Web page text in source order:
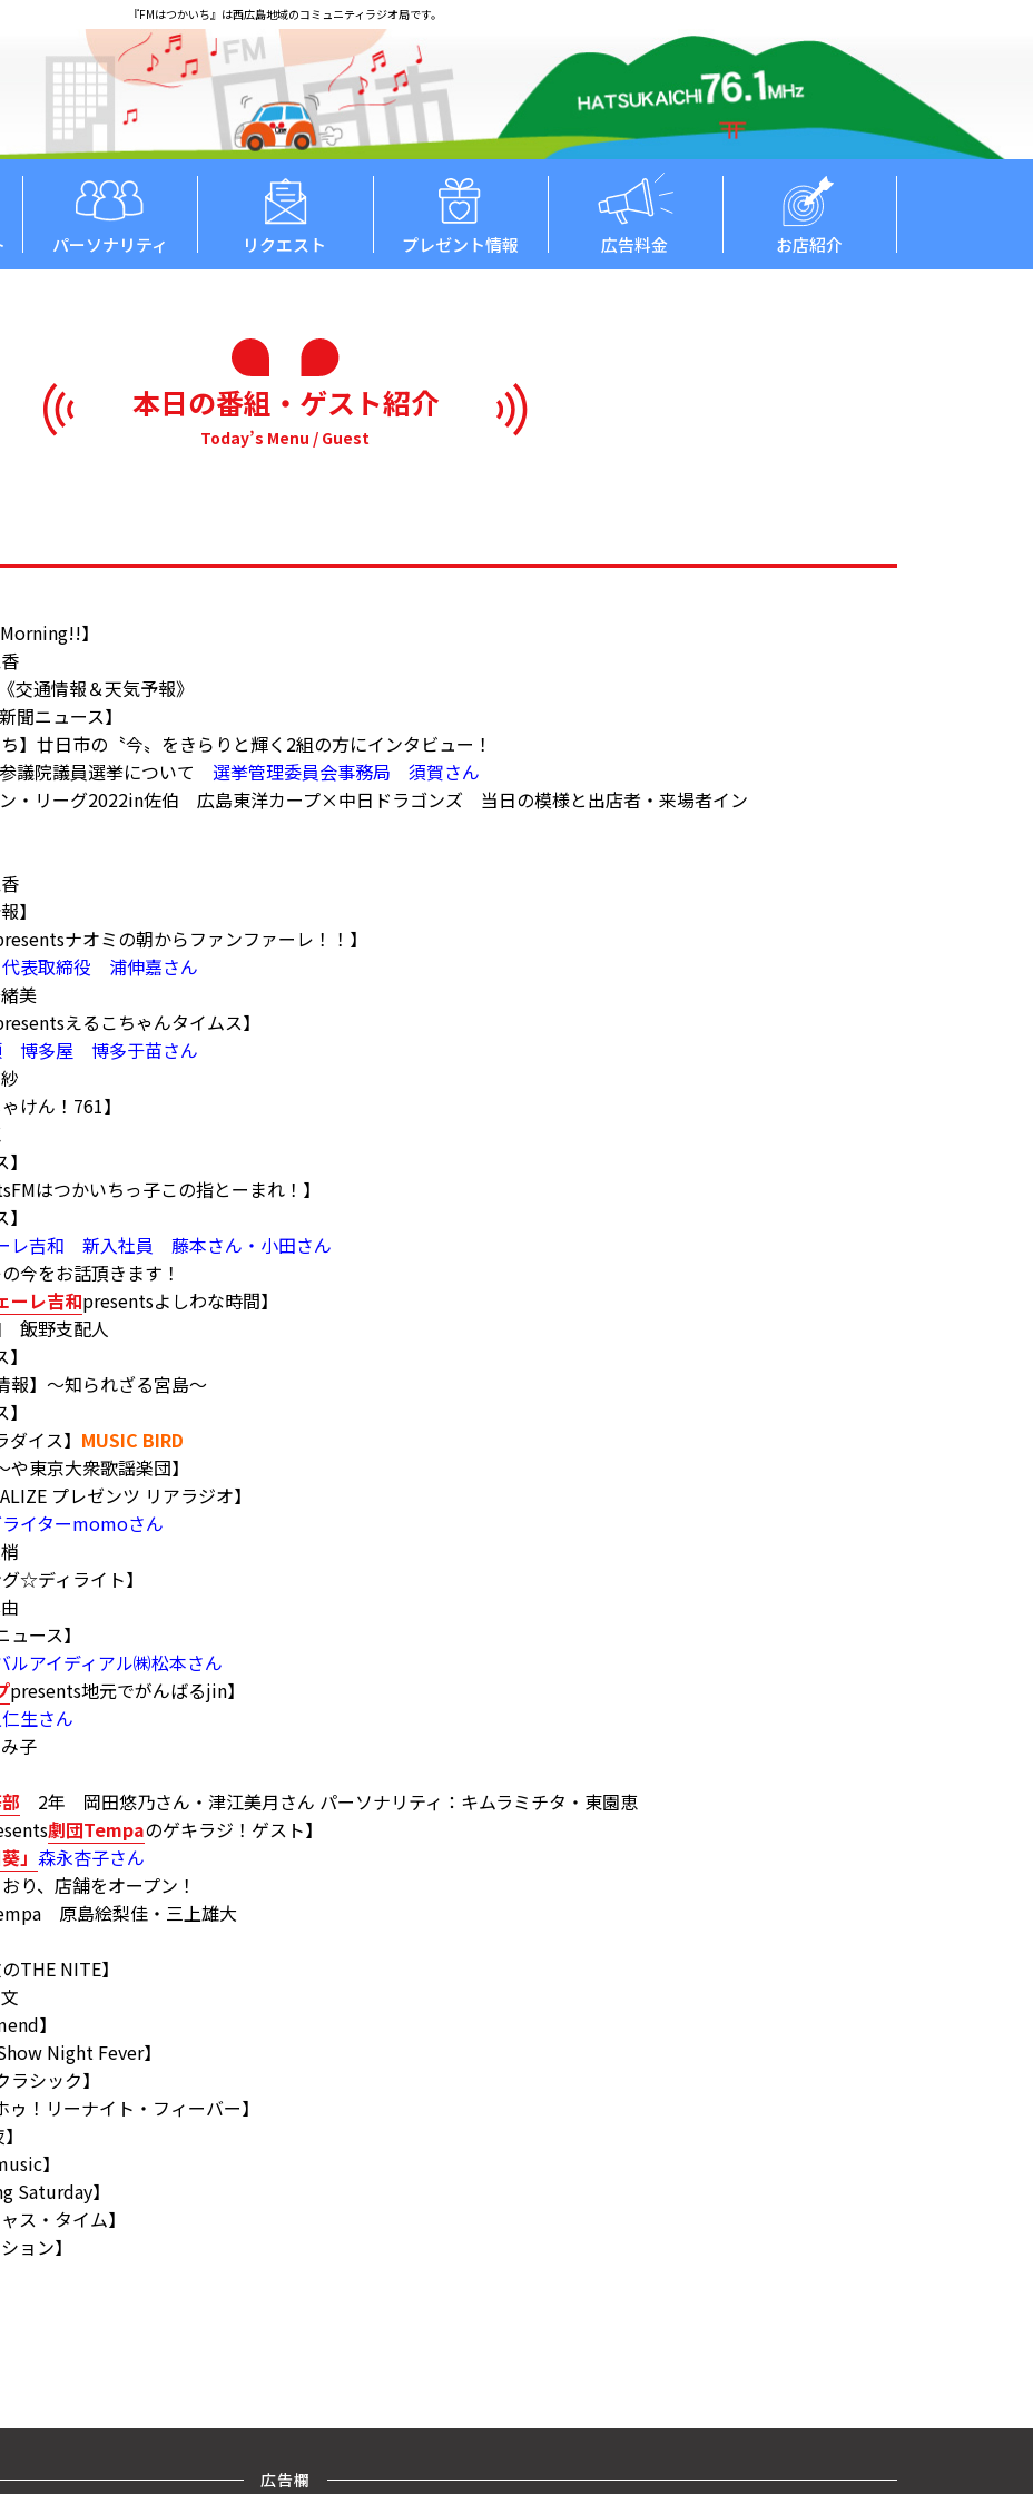
『FMはつかいち』は西広島地域のコミュニティラジオ局です。
パーソナリティ リクエスト プレゼント情報 広告料金 お店紹介
本日の番組・ゲスト紹介
Today’s Menu / Guest
】
交通情報＆天気予報》
聞ニュース】
】廿日市の〝今〟をきらりと輝く2組の方にインタビュー！
議院議員選挙について 選挙管理委員会事務局 須賀さん
・リーグ2022in佐伯 広島東洋カープ×中日ドラゴンズ 当日の模様と出店者・来場者イン
】
ナオミの朝からファンファーレ！！】
表取締役 浦伸嘉さん
美
えるこちゃんタイムス】
博多屋 博多于苗さん
けん！761】
はつかいちっ子この指とーまれ！】
レ吉和 新入社員 藤本さん・小田さん
今をお話頂きます！
ーレ吉和presentsよしわな時間】
飯野支配人
報】～知られざる宮島～
イス】 MUSIC BIRD
東京大衆歌謡楽団】
プレゼンツ リアラジオ】
イターmomoさん
☆ディライト】
ース】
ルアイディアル㈱松本さん
presents地元でがんばるjin】
生さん
子
2年 岡田悠乃さん・津江美月さん パーソナリティ：キムラミチタ・東園恵
劇団Tempaのゲキラジ！ゲスト】
」 森永杏子さん
り、店舗をオープン！
原島絵梨佳・三上雄大
THE NITE】
】
Night Fever】
シック】
！リーナイト・フィーバー】
】
Saturday】
ス・タイム】
ョン】
広告欄